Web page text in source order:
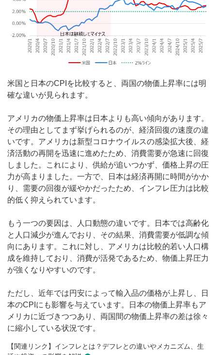
米国と日本のCPIを比較すると、両国の物価上昇率には明
確な違いが見られます。
アメリカの物価上昇率は日本よりも高い傾向があります。
その理由としてまず挙げられるのが、経済回復の速度の違
いです。アメリカは新型コロナウイルスの感染拡大後、経
済活動の再開を迅速に進めたため、消費需要が急速に回復
しました。これにより、供給が追いつかず、価格上昇の圧
力が高まりました。一方で、日本は経済再開に時間がかか
り、需要の回復が緩やかだったため、インフレ圧力は比較
的低く抑えられています。
もう一つの要因は、人口動態の違いです。日本では高齢化
と人口減少が進んでおり、その結果、消費需要が低調な傾
向にあります。これに対し、アメリカは比較的若い人口構
成を維持しており、消費が活発であるため、物価上昇圧力
が強くなりやすいのです。
ただし、近年では円安によって輸入品の価格が上昇し、日
本のCPIにも影響を与えています。日本の物価上昇率もア
メリカに近づきつつあり、両国間の物価上昇率の差は徐々
に縮小している状況です。
【関連リンク】インフレとは？デフレとの違いやメカニズム、生